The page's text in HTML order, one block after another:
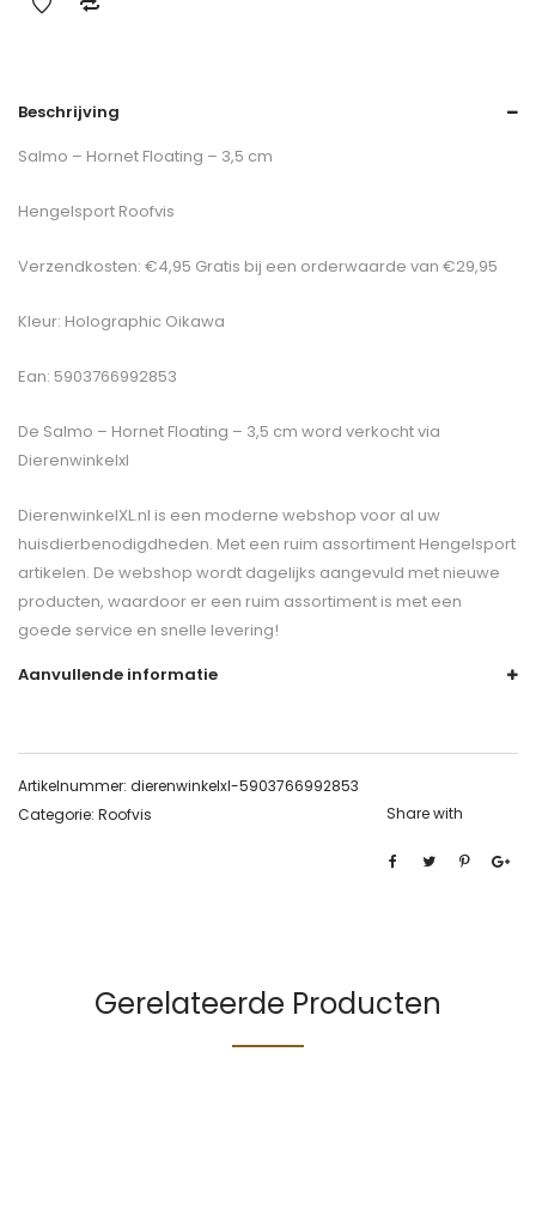
Beschrijving
Salmo – Hornet Floating – 3,5 cm
Hengelsport Roofvis
Verzendkosten: €4,95 Gratis bij een orderwaarde van €29,95
Kleur: Holographic Oikawa
Ean: 5903766992853
De Salmo – Hornet Floating – 3,5 cm word verkocht via
Dierenwinkelxl
DierenwinkelXL.nl is een moderne webshop voor al uw
huisdierbenodigdheden. Met een ruim assortiment Hengelsport
artikelen. De webshop wordt dagelijks aangevuld met nieuwe
producten, waardoor er een ruim assortiment is met een
goede service en snelle levering!
Aanvullende informatie
Artikelnummer: dierenwinkelxl-5903766992853
Categorie: Roofvis Share with
Gerelateerde Producten